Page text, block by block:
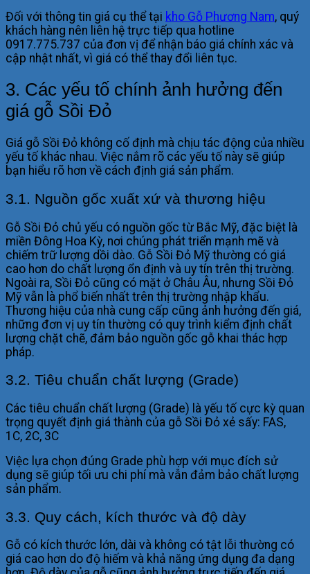
Đối với thông tin giá cụ thể tại kho Gỗ Phương Nam, quý
khách hàng nên liên hệ trực tiếp qua hotline
0917.775.737 của đơn vị để nhận báo giá chính xác và
cập nhật nhất, vì giá có thể thay đổi liên tục.
3. Các yếu tố chính ảnh hưởng đến
giá gỗ Sồi Đỏ
Giá gỗ Sồi Đỏ không cố định mà chịu tác động của nhiều
yếu tố khác nhau. Việc nắm rõ các yếu tố này sẽ giúp
bạn hiểu rõ hơn về cách định giá sản phẩm.
3.1. Nguồn gốc xuất xứ và thương hiệu
Gỗ Sồi Đỏ chủ yếu có nguồn gốc từ Bắc Mỹ, đặc biệt là
miền Đông Hoa Kỳ, nơi chúng phát triển mạnh mẽ và
chiếm trữ lượng dồi dào. Gỗ Sồi Đỏ Mỹ thường có giá
cao hơn do chất lượng ổn định và uy tín trên thị trường.
Ngoài ra, Sồi Đỏ cũng có mặt ở Châu Âu, nhưng Sồi Đỏ
Mỹ vẫn là phổ biến nhất trên thị trường nhập khẩu.
Thương hiệu của nhà cung cấp cũng ảnh hưởng đến giá,
những đơn vị uy tín thường có quy trình kiểm định chất
lượng chặt chẽ, đảm bảo nguồn gốc gỗ khai thác hợp
pháp.
3.2. Tiêu chuẩn chất lượng (Grade)
Các tiêu chuẩn chất lượng (Grade) là yếu tố cực kỳ quan
trọng quyết định giá thành của gỗ Sồi Đỏ xẻ sấy: FAS,
1C, 2C, 3C
Việc lựa chọn đúng Grade phù hợp với mục đích sử
dụng sẽ giúp tối ưu chi phí mà vẫn đảm bảo chất lượng
sản phẩm.
3.3. Quy cách, kích thước và độ dày
Gỗ có kích thước lớn, dài và không có tật lỗi thường có
giá cao hơn do độ hiếm và khả năng ứng dụng đa dạng